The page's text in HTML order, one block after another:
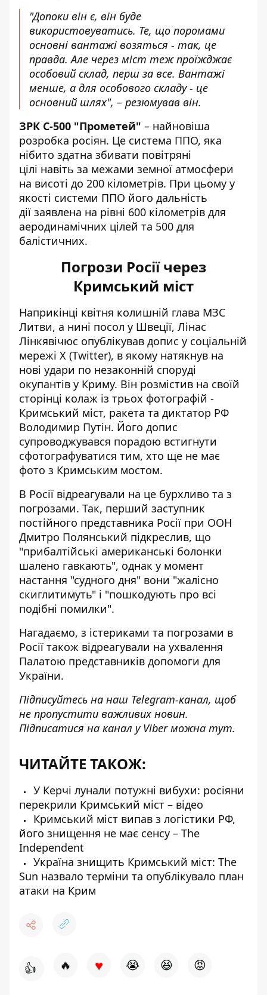
"Допоки він є, він буде
використовуватись. Те, що поромами
основні вантажі возяться - так, це
правда. Але через міст теж проїжджає
особовий склад, перш за все. Вантажі
менше, а для особового складу - це
основний шлях", – резюмував він.
ЗРК С-500 "Прометей" – найновіша
розробка росіян. Це система ППО, яка
нібито здатна збивати повітряні
цілі навіть за межами земної атмосфери
на висоті до 200 кілометрів. При цьому у
якості системи ППО його дальність
дії заявлена на рівні 600 кілометрів для
аеродинамічних цілей та 500 для
балістичних.
Погрози Росії через
Кримський міст
Наприкінці квітня колишній глава МЗС
Литви, а нині посол у Швеції, Лінас
Лінкявічюс опублікував допис у соціальній
мережі Х (Twitter), в якому натякнув на
нові удари по незаконній споруді
окупантів у Криму. Він розмістив на своїй
сторінці колаж із трьох фотографій -
Кримський міст, ракета та диктатор РФ
Володимир Путін. Його допис
супроводжувався порадою встигнути
сфотографуватися тим, хто ще не має
фото з Кримським мостом.
В Росії відреагували на це бурхливо та з
погрозами. Так, перший заступник
постійного представника Росії при ООН
Дмитро Полянський підкреслив, що
"прибалтійські американські болонки
шалено гавкають", однак у момент
настання "судного дня" вони "жалісно
скиглитимуть" і "пошкодують про всі
подібні помилки".
Нагадаємо, з істериками та погрозами в
Росії також відреагували на ухвалення
Палатою представників допомоги для
України.
Підписуйтесь на наш Telegram-канал, щоб
не пропустити важливих новин.
Підписатися на канал у Viber можна тут.
ЧИТАЙТЕ ТАКОЖ:
У Керчі лунали потужні вибухи: росіяни
перекрили Кримський міст – відео
Кримський міст випав з логістики РФ,
його знищення не має сенсу – The
Independent
Україна знищить Кримський міст: The
Sun назвало терміни та опублікувало план
атаки на Крим
👍 🔥 ♥ 😭 😆 😡